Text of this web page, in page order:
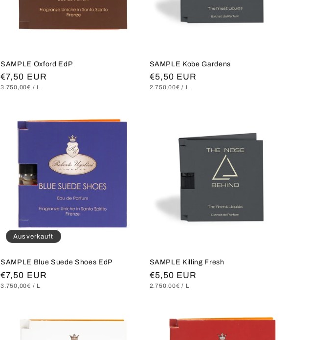
SAMPLE Oxford EdP
Normaler
Preis
€7,50 EUR
GRUNDPREIS
3.750,00€ / PRO
L
SAMPLE Kobe Gardens
Normaler
Preis
€5,50 EUR
GRUNDPREIS
2.750,00€ / PRO
L
Ausverkauft
SAMPLE Blue Suede Shoes EdP
Normaler
Preis
€7,50 EUR
GRUNDPREIS
3.750,00€ / PRO
L
SAMPLE Killing Fresh
Normaler
Preis
€5,50 EUR
GRUNDPREIS
2.750,00€ / PRO
L